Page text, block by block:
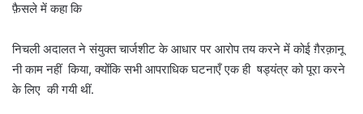
फ़ैसले में कहा कि
निचली अदालत ने संयुक्त चार्जशीट के आधार पर आरोप तय करने में कोई ग़ैरक़ानू
नी काम नहीं किया, क्योंकि सभी आपराधिक घटनाएँ एक ही षड्यंत्र को पूरा करने
के लिए की गयी थीं.